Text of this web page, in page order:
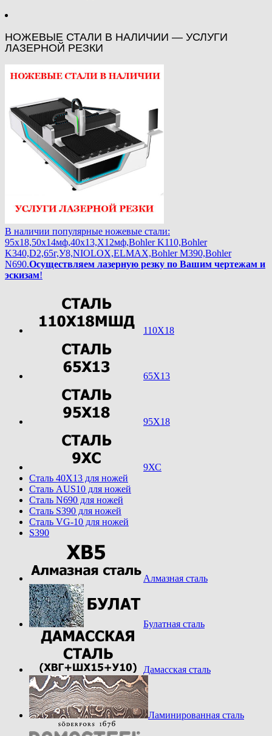
НОЖЕВЫЕ СТАЛИ В НАЛИЧИИ — УСЛУГИ
ЛАЗЕРНОЙ РЕЗКИ
В наличии популярные ножевые стали:
95х18,50х14мф,40х13,Х12мф,Bohler K110,Bohler
K340,D2,65г,У8,NIOLOX,ELMAX,Bohler М390,Bohler
N690.Осуществляем лазерную резку по Вашим чертежам и
эскизам!
110Х18
65Х13
95Х18
9ХС
Cталь 40Х13 для ножей
Cталь AUS10 для ножей
Cталь N690 для ножей
Cталь S390 для ножей
Cталь VG-10 для ножей
S390
Алмазная сталь
Булатная сталь
Дамасская сталь
Ламинированная сталь